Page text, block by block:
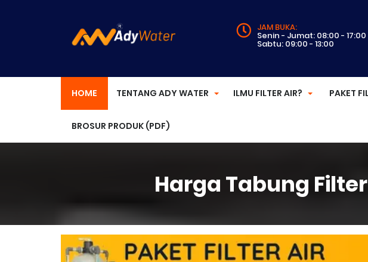
JAM BUKA:
Senin - Jumat: 08:00 - 17:00
Sabtu: 09:00 - 13:00
HOME TENTANG ADY WATER ILMU FILTER AIR? PAKET
BROSUR PRODUK (PDF)
Harga Tabung